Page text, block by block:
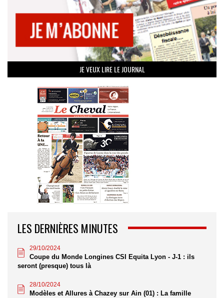
JE VEUX LIRE LE JOURNAL
LES DERNIÈRES MINUTES
29/10/2024
Coupe du Monde Longines CSI Equita Lyon - J-1 : ils
seront (presque) tous là
28/10/2024
Modèles et Allures à Chazey sur Ain (01) : La famille